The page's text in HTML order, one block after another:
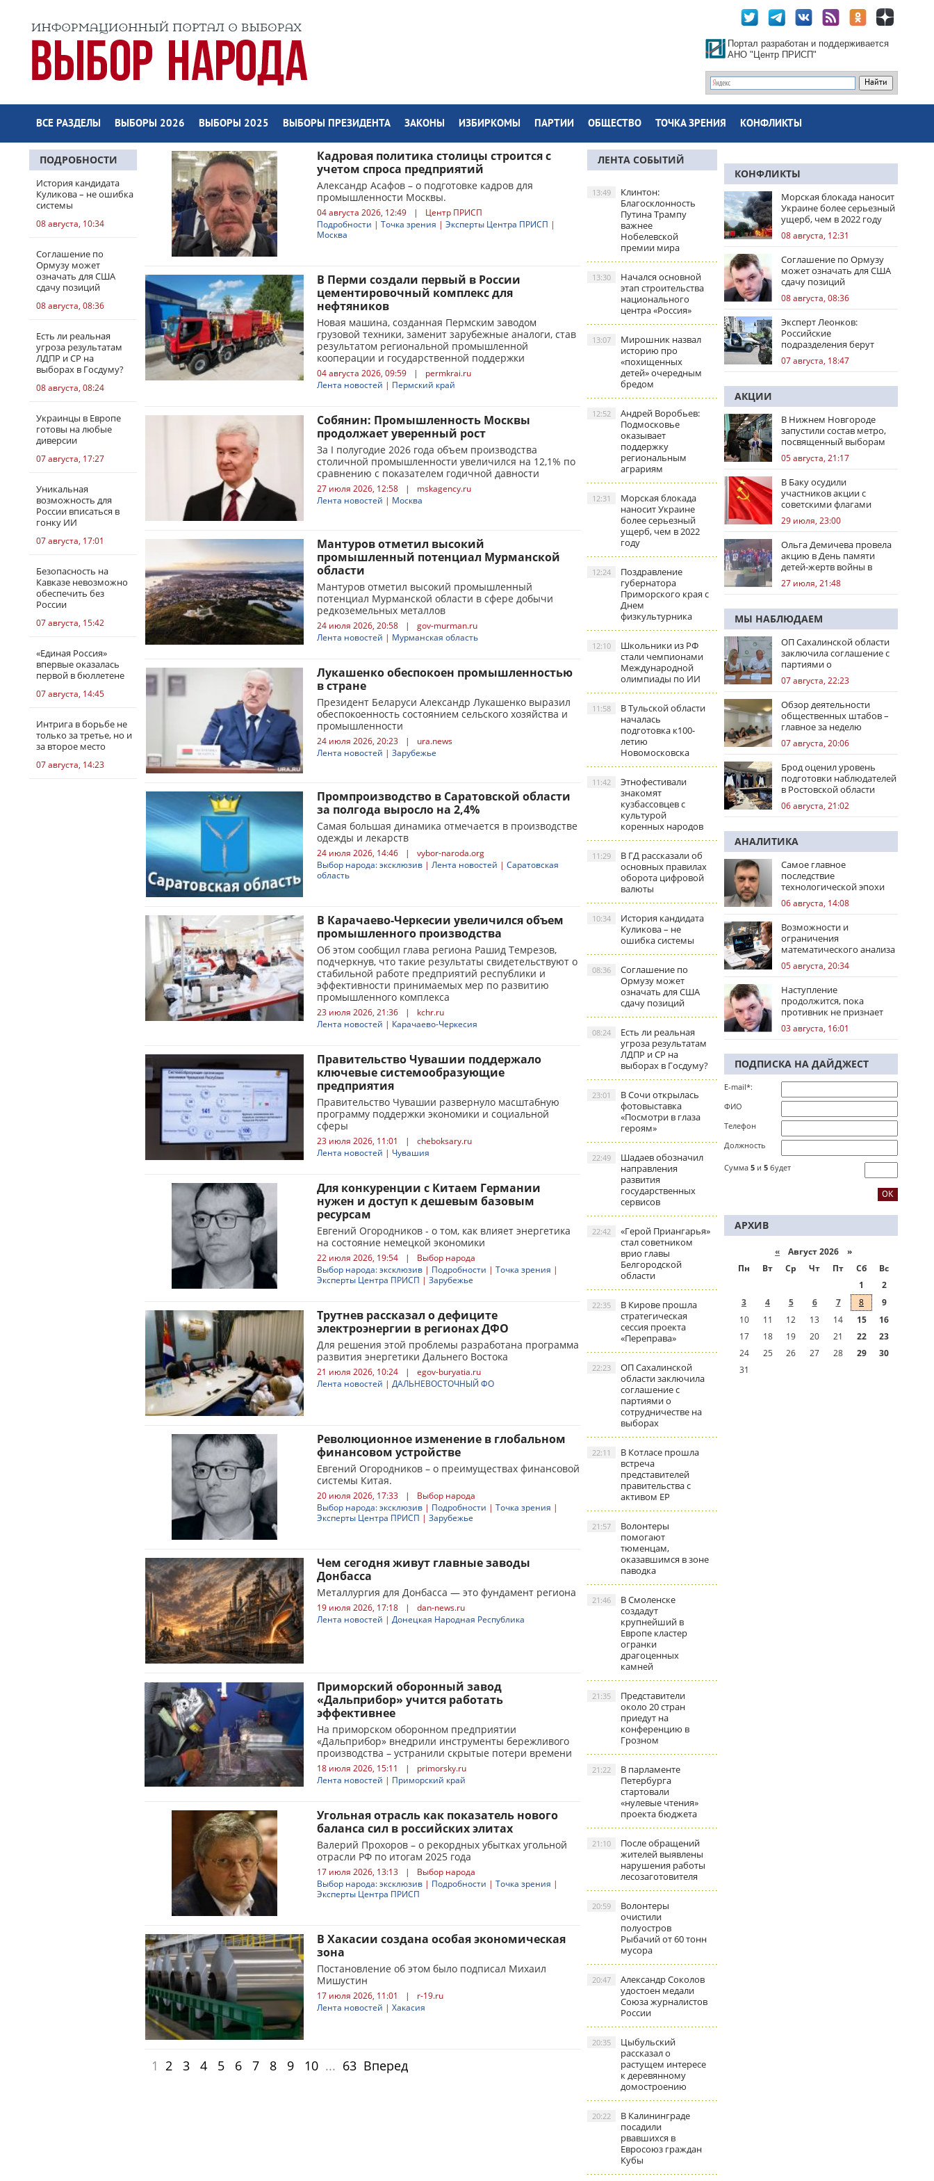
Портал разработан и поддерживается
АНО "Центр ПРИСП"
ВСЕ РАЗДЕЛЫ ВЫБОРЫ 2026 ВЫБОРЫ 2025 ВЫБОРЫ ПРЕЗИДЕНТА ЗАКОНЫ ИЗБИРКОМЫ ПАРТИИ ОБЩЕСТВО ТОЧКА ЗРЕНИЯ КОНФЛИКТЫ
ПОДРОБНОСТИ
История кандидата
Куликова – не ошибка
системы
08 августа, 10:34
Соглашение по
Ормузу может
означать для США
сдачу позиций
08 августа, 08:36
Есть ли реальная
угроза результатам
ЛДПР и СР на
выборах в Госдуму?
08 августа, 08:24
Украинцы в Европе
готовы на любые
диверсии
07 августа, 17:27
Уникальная
возможность для
России вписаться в
гонку ИИ
07 августа, 17:01
Безопасность на
Кавказе невозможно
обеспечить без
России
07 августа, 15:42
«Единая Россия»
впервые оказалась
первой в бюллетене
07 августа, 14:45
Интрига в борьбе не
только за третье, но и
за второе место
07 августа, 14:23
Кадровая политика столицы строится с
учетом спроса предприятий
Александр Асафов – о подготовке кадров для
промышленности Москвы.
04 августа 2026, 12:49 |
Центр ПРИСП
Подробности | Точка зрения | Эксперты Центра ПРИСП |
Москва
В Перми создали первый в России
цементировочный комплекс для
нефтяников
Новая машина, созданная Пермским заводом
грузовой техники, заменит зарубежные аналоги, став
результатом региональной промышленной
кооперации и государственной поддержки
04 августа 2026, 09:59 |
permkrai.ru
Лента новостей | Пермский край
Собянин: Промышленность Москвы
продолжает уверенный рост
За I полугодие 2026 года объем производства
столичной промышленности увеличился на 12,1% по
сравнению с показателем годичной давности
27 июля 2026, 12:58 |
mskagency.ru
Лента новостей | Москва
Мантуров отметил высокий
промышленный потенциал Мурманской
области
Мантуров отметил высокий промышленный
потенциал Мурманской области в сфере добычи
редкоземельных металлов
24 июля 2026, 20:58 |
gov-murman.ru
Лента новостей | Мурманская область
Лукашенко обеспокоен промышленностью
в стране
Президент Беларуси Александр Лукашенко выразил
обеспокоенность состоянием сельского хозяйства и
промышленности
24 июля 2026, 20:23 |
ura.news
Лента новостей | Зарубежье
Промпроизводство в Саратовской области
за полгода выросло на 2,4%
Самая большая динамика отмечается в производстве
одежды и лекарств
24 июля 2026, 14:46 |
vybor-naroda.org
Выбор народа: эксклюзив | Лента новостей | Саратовская
область
В Карачаево-Черкесии увеличился объем
промышленного производства
Об этом сообщил глава региона Рашид Темрезов,
подчеркнув, что такие результаты свидетельствуют о
стабильной работе предприятий республики и
эффективности принимаемых мер по развитию
промышленного комплекса
23 июля 2026, 21:36 |
kchr.ru
Лента новостей | Карачаево-Черкесия
Правительство Чувашии поддержало
ключевые системообразующие
предприятия
Правительство Чувашии развернуло масштабную
программу поддержки экономики и социальной
сферы
23 июля 2026, 11:01 |
cheboksary.ru
Лента новостей | Чувашия
Для конкуренции с Китаем Германии
нужен и доступ к дешевым базовым
ресурсам
Евгений Огородников - о том, как влияет энергетика
на состояние немецкой экономики
22 июля 2026, 19:54 |
Выбор народа
Выбор народа: эксклюзив | Подробности | Точка зрения |
Эксперты Центра ПРИСП | Зарубежье
Трутнев рассказал о дефиците
электроэнергии в регионах ДФО
Для решения этой проблемы разработана программа
развития энергетики Дальнего Востока
21 июля 2026, 10:24 |
egov-buryatia.ru
Лента новостей | ДАЛЬНЕВОСТОЧНЫЙ ФО
Революционное изменение в глобальном
финансовом устройстве
Евгений Огородников – о преимуществах финансовой
системы Китая.
20 июля 2026, 17:33 |
Выбор народа
Выбор народа: эксклюзив | Подробности | Точка зрения |
Эксперты Центра ПРИСП | Зарубежье
Чем сегодня живут главные заводы
Донбасса
Металлургия для Донбасса — это фундамент региона
19 июля 2026, 17:18 |
dan-news.ru
Лента новостей | Донецкая Народная Республика
Приморский оборонный завод
«Дальприбор» учится работать
эффективнее
На приморском оборонном предприятии
«Дальприбор» внедрили инструменты бережливого
производства – устранили скрытые потери времени
18 июля 2026, 15:11 |
primorsky.ru
Лента новостей | Приморский край
Угольная отрасль как показатель нового
баланса сил в российских элитах
Валерий Прохоров – о рекордных убытках угольной
отрасли РФ по итогам 2025 года
17 июля 2026, 13:13 |
Выбор народа
Выбор народа: эксклюзив | Подробности | Точка зрения |
Эксперты Центра ПРИСП
В Хакасии создана особая экономическая
зона
Постановление об этом было подписал Михаил
Мишустин
17 июля 2026, 11:01 |
r-19.ru
Лента новостей | Хакасия
1 2 3 4 5 6 7 8 9 10 ... 63 Вперед
ЛЕНТА СОБЫТИЙ
Клинтон:
Благосклонность
Путина Трампу
важнее
Нобелевской
премии мира
13:49
Начался основной
этап строительства
национального
центра «Россия»
13:30
Мирошник назвал
историю про
«похищенных
детей» очередным
бредом
13:07
Андрей Воробьев:
Подмосковье
оказывает
поддержку
региональным
аграриям
12:52
Морская блокада
наносит Украине
более серьезный
ущерб, чем в 2022
году
12:31
Поздравление
губернатора
Приморского края с
Днем
физкультурника
12:24
Школьники из РФ
стали чемпионами
Международной
олимпиады по ИИ
12:10
В Тульской области
началась
подготовка к100-
летию
Новомосковска
11:58
Этнофестивали
знакомят
кузбассовцев с
культурой
коренных народов
11:42
В ГД рассказали об
основных правилах
оборота цифровой
валюты
11:29
История кандидата
Куликова – не
ошибка системы
10:34
Соглашение по
Ормузу может
означать для США
сдачу позиций
08:36
Есть ли реальная
угроза результатам
ЛДПР и СР на
выборах в Госдуму?
08:24
В Сочи открылась
фотовыставка
«Посмотри в глаза
героям»
23:01
Шадаев обозначил
направления
развития
государственных
сервисов
22:49
«Герой Приангарья»
стал советником
врио главы
Белгородской
области
22:42
В Кирове прошла
стратегическая
сессия проекта
«Переправа»
22:35
ОП Сахалинской
области заключила
соглашение с
партиями о
сотрудничестве на
выборах
22:23
В Котласе прошла
встреча
представителей
правительства с
активом ЕР
22:11
Волонтеры
помогают
тюменцам,
оказавшимся в зоне
паводка
21:57
В Смоленске
создадут
крупнейший в
Европе кластер
огранки
драгоценных
камней
21:46
Представители
около 20 стран
приедут на
конференцию в
Грозном
21:35
В парламенте
Петербурга
стартовали
«нулевые чтения»
проекта бюджета
21:22
После обращений
жителей выявлены
нарушения работы
лесозаготовителя
21:10
Волонтеры
очистили
полуостров
Рыбачий от 60 тонн
мусора
20:59
Александр Соколов
удостоен медали
Союза журналистов
России
20:47
Цыбульский
рассказал о
растущем интересе
к деревянному
домостроению
20:35
В Калининграде
посадили
рвавшихся в
Евросоюз граждан
Кубы
20:22
КОНФЛИКТЫ
Морская блокада наносит
Украине более серьезный
ущерб, чем в 2022 году
08 августа, 12:31
Соглашение по Ормузу
может означать для США
сдачу позиций
08 августа, 08:36
Эксперт Леонков:
Российские
подразделения берут
Доброполье в клещи
07 августа, 18:47
АКЦИИ
В Нижнем Новгороде
запустили состав метро,
посвященный выборам
05 августа, 21:17
В Баку осудили
участников акции с
советскими флагами
29 июля, 23:00
Ольга Демичева провела
акцию в День памяти
детей-жертв войны в
Донбассе
27 июля, 21:48
МЫ НАБЛЮДАЕМ
ОП Сахалинской области
заключила соглашение с
партиями о
сотрудничестве на
выборах
07 августа, 22:23
Обзор деятельности
общественных штабов –
главное за неделю
07 августа, 20:06
Брод оценил уровень
подготовки наблюдателей
в Ростовской области
06 августа, 21:02
АНАЛИТИКА
Самое главное
последствие
технологической эпохи
06 августа, 14:08
Возможности и
ограничения
математического анализа
избирательных кампаний
05 августа, 20:34
Наступление
продолжится, пока
противник не признает
стратегическое
поражение
03 августа, 16:01
ПОДПИСКА НА ДАЙДЖЕСТ
E-mail*:
ФИО
Телефон
Должность
Сумма 5 и 5 будет
АРХИВ
« Август 2026 »
Пн
Вт Ср Чт Пт Сб
Вс
1
2
3
4 5 6 7 8
9
10
11 12 13 14 15
16
17
18 19 20 21 22
23
24
25 26 27 28 29
30
31